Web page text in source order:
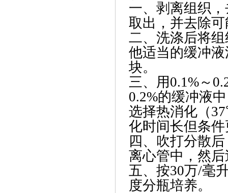
一、剥离组织
取出，并去除
二、‌洗涤后将
他适当的缓冲
块。
三、‌用0.1%～
0.2%的缓冲液
选择热消化（
化时间长但条
四、吹打分散
离心管中，然
五、‌按30万/毫
度分瓶培养。